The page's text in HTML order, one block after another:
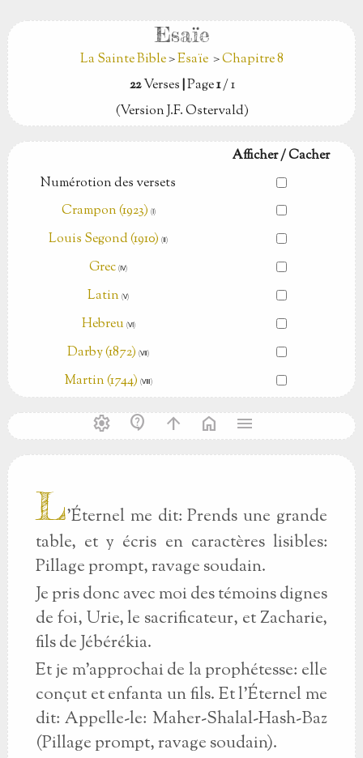
Esaïe
La Sainte Bible>Esaïe >Chapitre 8
22Verses|Page1/ 1
(Version J.F. Ostervald)
Afficher / Cacher
Numérotion des versets
Crampon (1923) (Ⅰ)
Louis Segond (1910)(Ⅱ)
Grec (Ⅳ)
Latin (Ⅴ)
Hebreu (Ⅵ)
Darby (1872) (Ⅶ)
Martin (1744) (Ⅷ)
settings contact_support arrow_upward home menu
L'Éternel me dit: Prends une grande
table, et y écris en caractères lisibles:
Pillage prompt, ravage soudain.
Je pris donc avec moi des témoins dignes
de foi, Urie, le sacrificateur, et Zacharie,
fils de Jébérékia.
Et je m'approchai de la prophétesse: elle
conçut et enfanta un fils. Et l'Éternel me
dit: Appelle-le: Maher-Shalal-Hash-Baz
(Pillage prompt, ravage soudain).